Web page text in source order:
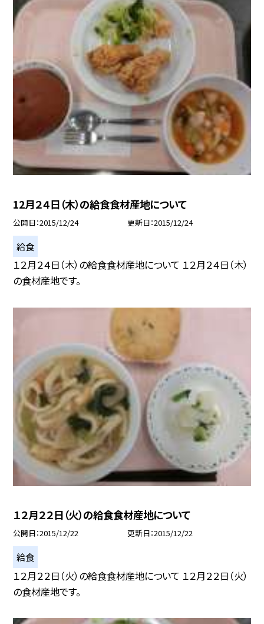
12月２４日（木）の給食食材産地について
公開日 2015/12/24 更新日 2015/12/24
給食
１２月２４日（木）の給食食材産地について １２月２４日（木）
の食材産地です。
１２月２２日（火）の給食食材産地について
公開日 2015/12/22 更新日 2015/12/22
給食
１２月２２日（火）の給食食材産地について １２月２２日（火）
の食材産地です。